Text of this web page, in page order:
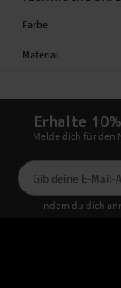
Farbe
Material
Erhalte
Melde dich für den
Indem du dich